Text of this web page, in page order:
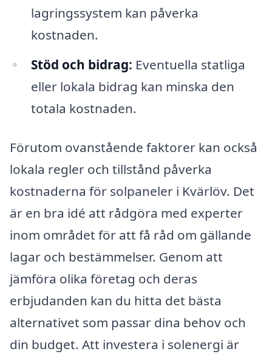
lagringssystem kan påverka
kostnaden.
Stöd och bidrag: Eventuella statliga
eller lokala bidrag kan minska den
totala kostnaden.
Förutom ovanstående faktorer kan också
lokala regler och tillstånd påverka
kostnaderna för solpaneler i Kvärlöv. Det
är en bra idé att rådgöra med experter
inom området för att få råd om gällande
lagar och bestämmelser. Genom att
jämföra olika företag och deras
erbjudanden kan du hitta det bästa
alternativet som passar dina behov och
din budget. Att investera i solenergi är